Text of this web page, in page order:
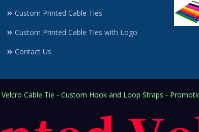
Custom Printed Cable Ties
Custom Printed Cable Ties with Logo
Contact Us
Cable Tie - Custom Hook and Loop Straps -